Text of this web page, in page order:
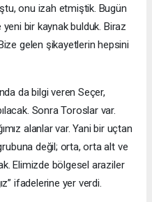
onu izah etmiştik. Bugün
bir kaynak bulduk. Biraz
gelen şikayetlerin hepsini
da bilgi veren Seçer,
Sonra Toroslar var.
alanlar var. Yani bir uçtan
değil; orta, orta alt ve
Elimizde bölgesel araziler
ifadelerine yer verdi.